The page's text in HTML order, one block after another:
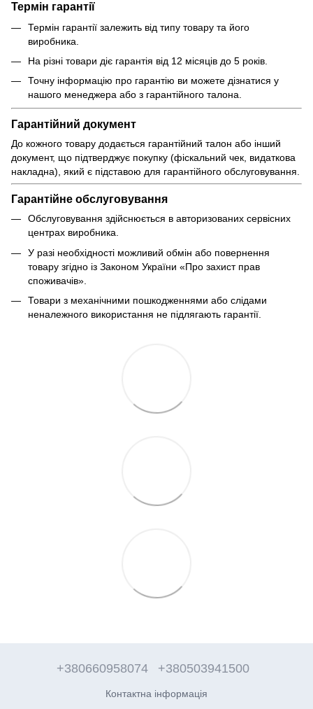
Термін гарантії
Термін гарантії залежить від типу товару та його
виробника.
На різні товари діє гарантія від 12 місяців до 5 років.
Точну інформацію про гарантію ви можете дізнатися у
нашого менеджера або з гарантійного талона.
Гарантійний документ
До кожного товару додається гарантійний талон або інший
документ, що підтверджує покупку (фіскальний чек, видаткова
накладна), який є підставою для гарантійного обслуговування.
Гарантійне обслуговування
Обслуговування здійснюється в авторизованих сервісних
центрах виробника.
У разі необхідності можливий обмін або повернення
товару згідно із Законом України «Про захист прав
споживачів».
Товари з механічними пошкодженнями або слідами
неналежного використання не підлягають гарантії.
+380660958074 +380503941500
Контактна інформація